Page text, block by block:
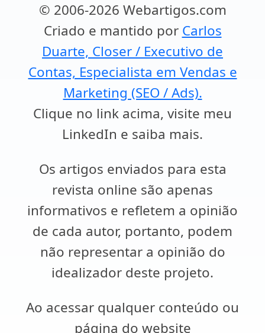
© 2006-2026 Webartigos.com
Criado e mantido por Carlos
Duarte, Closer / Executivo de
Contas, Especialista em Vendas e
Marketing (SEO / Ads).
Clique no link acima, visite meu
LinkedIn e saiba mais.
Os artigos enviados para esta
revista online são apenas
informativos e refletem a opinião
de cada autor, portanto, podem
não representar a opinião do
idealizador deste projeto.
Ao acessar qualquer conteúdo ou
página do website